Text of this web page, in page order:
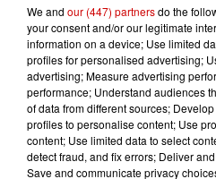
votre
de la...
vous !
We and our (447) partnersdo the
your consent and/or our legitimate
information on a device; Use limited
profiles for personalised advertising;
advertising; Measure advertising
performance; Understand audiences
of data from different sources;
profiles to personalise content; Use
content; Use limited data to select
detect fraud, and fix errors; Deliver
Save and communicate privacy